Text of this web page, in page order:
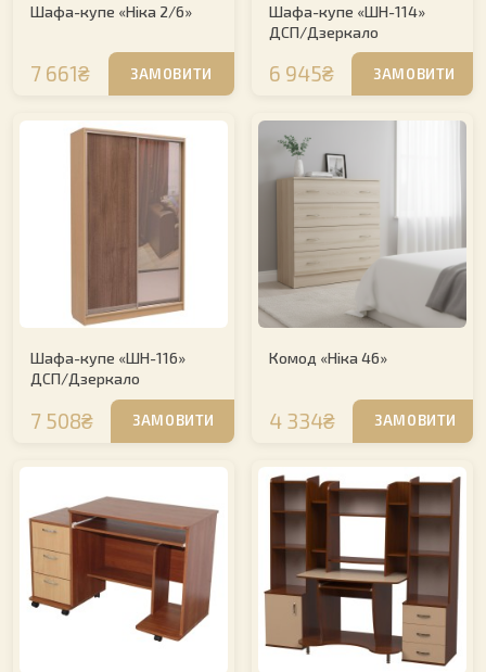
Шафа-купе «Ніка 2/6»
7 661₴ ЗАМОВИТИ
Шафа-купе «ШН-114»
ДСП/Дзеркало
6 945₴ ЗАМОВИТИ
Шафа-купе «ШН-116»
ДСП/Дзеркало
7 508₴ ЗАМОВИТИ
Комод «Ніка 46»
4 334₴ ЗАМОВИТИ